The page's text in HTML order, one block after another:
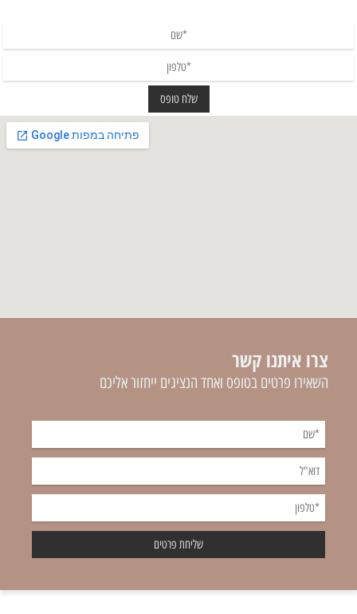
צרו איתנו קשר
השאירו פרטים בטופס ואחד הנציגים ייחזור אליכם